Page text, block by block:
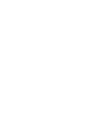
компанії